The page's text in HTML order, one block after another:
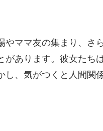
やママ友の集まり、さ
があります。彼女たち
し、気がつくと人間関